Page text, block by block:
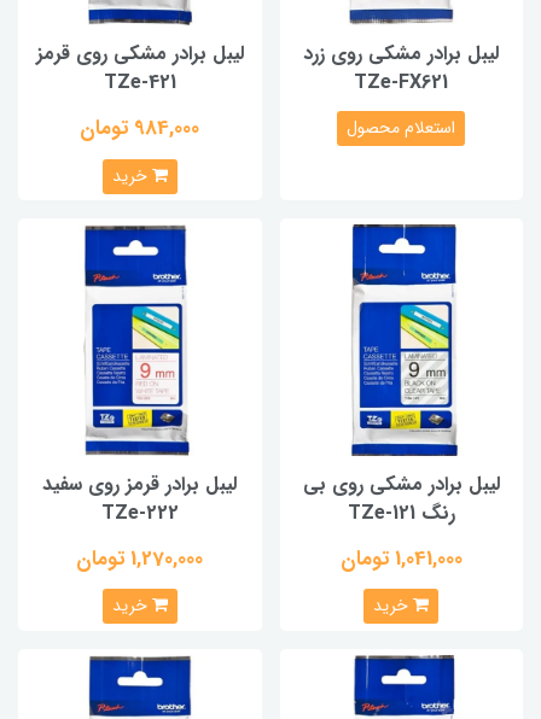
لیبل برادر مشکی روی زرد
TZe-FX621
استعلام محصول
لیبل برادر مشکی روی قرمز
TZe-421
984,000 تومان
خرید
لیبل برادر مشکی روی بی
رنگ TZe-121
1,041,000 تومان
خرید
لیبل برادر قرمز روی سفید
TZe-222
1,270,000 تومان
خرید